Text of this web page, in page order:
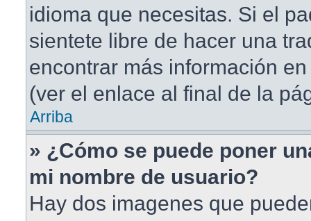
idioma que necesitas. Si el
sientete libre de hacer una
encontrar más información
(ver el enlace al final de la
Arriba
» ¿Cómo se puede poner
mi nombre de usuario?
Hay dos imagenes que